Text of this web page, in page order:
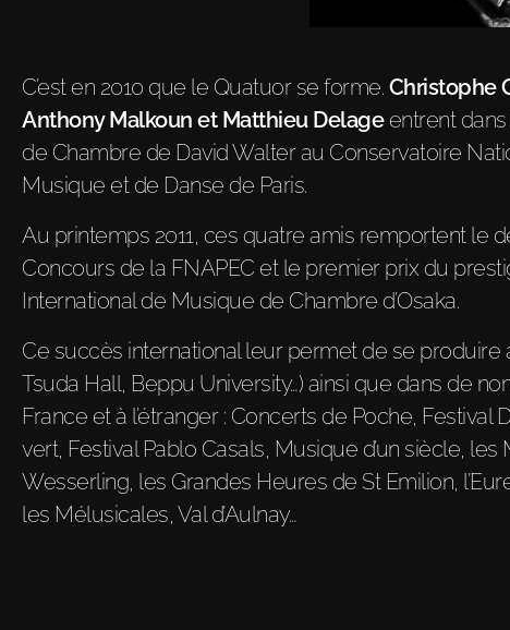
C’est en 2010 que le Quatuor se forme. Christophe
Anthony Malkoun et Matthieu Delageentrent
de Chambre de David Walter au Conservatoire
Musique et de Danse de Paris.
Au printemps 2011, ces quatre amis remportent le
Concours de la FNAPEC et le premier prix du
International de Musique de Chambre d’Osaka.
Ce succès international leur permet de se produire
Tsuda Hall, Beppu University…) ainsi que dans de
France et à l’étranger : Concerts de Poche, Festival
vert, Festival Pablo Casals, Musique d’un siècle,
Wesserling, les Grandes Heures de St Emilion,
les Mélusicales, Val d’Aulnay…